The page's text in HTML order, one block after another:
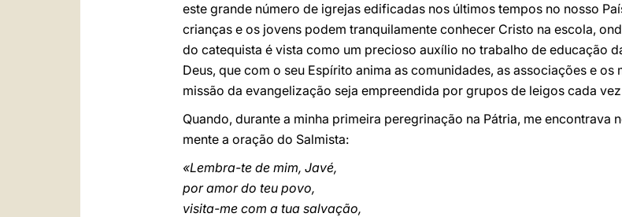
este grande número de igrejas edificadas nos últimos tempos no nosso
crianças e os jovens podem tranquilamente conhecer Cristo na escola,
do catequista é vista como um precioso auxílio no trabalho de educação
Deus, que com o seu Espírito anima as comunidades, as associações e
missão da evangelização seja empreendida por grupos de leigos cada
Quando, durante a minha primeira peregrinação na Pátria, me encontrava
mente a oração do Salmista:
«Lembra-te de mim, Javé,
por amor do teu povo,
visita-me com a tua salvação,